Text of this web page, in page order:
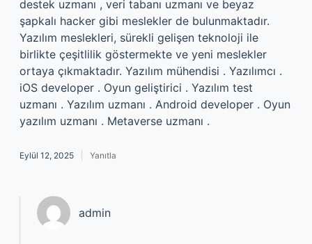
destek uzmanı , veri tabanı uzmanı ve beyaz
şapkalı hacker gibi meslekler de bulunmaktadır.
Yazılım meslekleri, sürekli gelişen teknoloji ile
birlikte çeşitlilik göstermekte ve yeni meslekler
ortaya çıkmaktadır. Yazılım mühendisi . Yazılımcı .
iOS developer . Oyun geliştirici . Yazılım test
uzmanı . Yazılım uzmanı . Android developer . Oyun
yazılım uzmanı . Metaverse uzmanı .
Eylül 12, 2025 Yanıtla
admin